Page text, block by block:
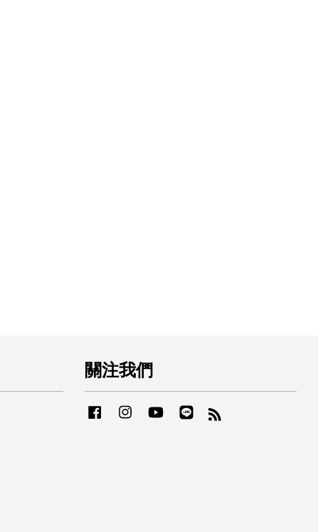
關注我們
FacebookInstagramYouTubeLine